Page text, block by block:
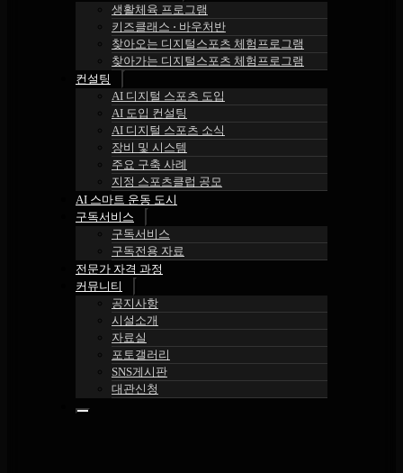
생활체육 프로그램
키즈클래스 ⋅ 바우처반
찾아오는 디지털스포츠 체험프로그램
찾아가는 디지털스포츠 체험프로그램
컨설팅
AI 디지털 스포츠 도입
AI 도입 컨설팅
AI 디지털 스포츠 소식
장비 및 시스템
주요 구축 사례
지정 스포츠클럽 공모
AI 스마트 운동 도시
구독서비스
구독서비스
구독전용 자료
전문가 자격 과정
커뮤니티
공지사항
시설소개
자료실
포토갤러리
SNS게시판
대관신청